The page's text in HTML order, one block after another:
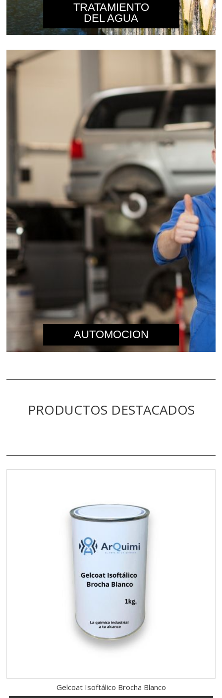
TRATAMIENTO
DEL AGUA
AUTOMOCION
PRODUCTOS DESTACADOS
Gelcoat Isoftálico Brocha Blanco